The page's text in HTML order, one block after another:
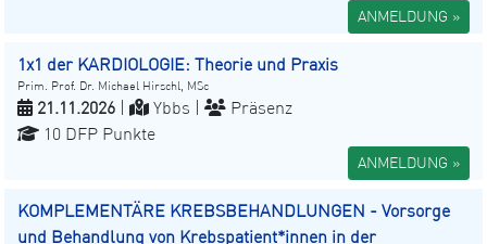
ANMELDUNG »
1x1 der KARDIOLOGIE: Theorie und Praxis
Prim. Prof. Dr. Michael Hirschl, MSc
21.11.2026 Ybbs |
Präsenz
10 DFP Punkte
ANMELDUNG »
KOMPLEMENTÄRE KREBSBEHANDLUNGEN - Vorsorge
und Behandlung von Krebspatient*innen in der